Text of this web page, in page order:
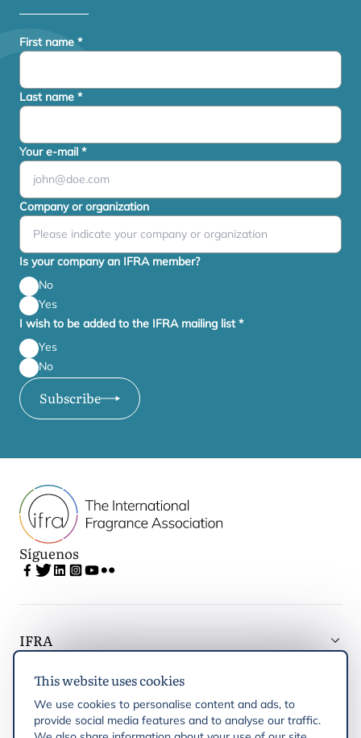
This website uses cookies
We use cookies to personalise content and ads, to
provide social media features and to analyse our traffic.
First name *
Last name *
Your e-mail *
Company or organization
Is your company an IFRA member?
No
Yes
I wish to be added to the IFRA mailing list*
Yes
No
Subscribe
Síguenos
IFRA
Latest updates
IFRA Regiones